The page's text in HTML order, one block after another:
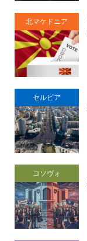
北マケドニア
セルビア
コソヴォ